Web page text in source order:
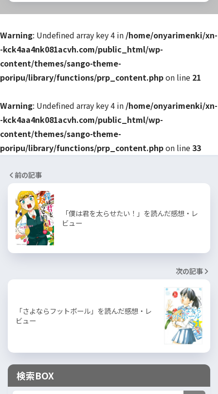
Warning: Undefined array key 4 in /home/onyarimenki/xn-
-kck4aa4nk081acvh.com/public_html/wp-
content/themes/sango-theme-
poripu/library/functions/prp_content.phpon line 21
Warning: Undefined array key 4 in /home/onyarimenki/xn-
-kck4aa4nk081acvh.com/public_html/wp-
content/themes/sango-theme-
poripu/library/functions/prp_content.phpon line33
前の記事
「僕は君を太らせたい！」を読んだ感想・レ
ビュー
次の記事
「さよならフットボール」を読んだ感想・レ
ビュー
検索BOX